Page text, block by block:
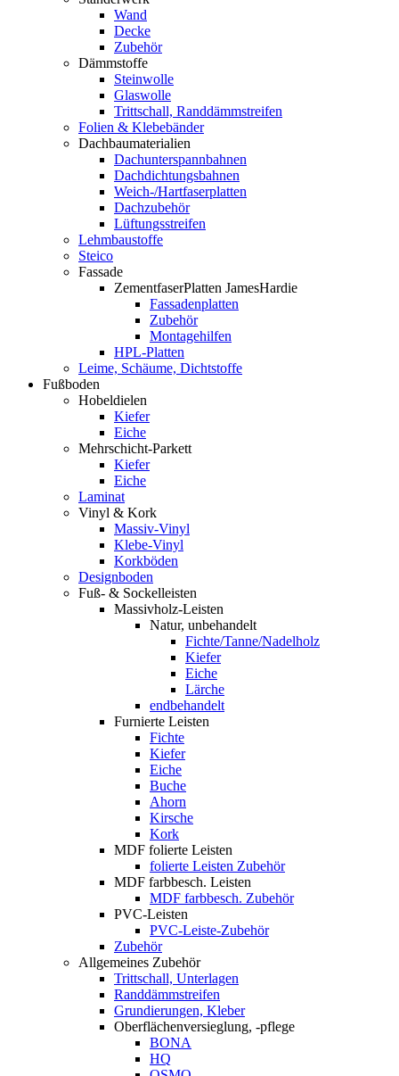
Wand
Decke
Zubehör
Dämmstoffe
Steinwolle
Glaswolle
Trittschall, Randdämmstreifen
Folien & Klebebänder
Dachbaumaterialien
Dachunterspannbahnen
Dachdichtungsbahnen
Weich-/Hartfaserplatten
Dachzubehör
Lüftungsstreifen
Lehmbaustoffe
Steico
Fassade
ZementfaserPlatten JamesHardie
Fassadenplatten
Zubehör
Montagehilfen
HPL-Platten
Leime, Schäume, Dichtstoffe
Fußboden
Hobeldielen
Kiefer
Eiche
Mehrschicht-Parkett
Kiefer
Eiche
Laminat
Vinyl & Kork
Massiv-Vinyl
Klebe-Vinyl
Korkböden
Designboden
Fuß- & Sockelleisten
Massivholz-Leisten
Natur, unbehandelt
Fichte/Tanne/Nadelholz
Kiefer
Eiche
Lärche
endbehandelt
Furnierte Leisten
Fichte
Kiefer
Eiche
Buche
Ahorn
Kirsche
Kork
MDF folierte Leisten
folierte Leisten Zubehör
MDF farbbesch. Leisten
MDF farbbesch. Zubehör
PVC-Leisten
PVC-Leiste-Zubehör
Zubehör
Allgemeines Zubehör
Trittschall, Unterlagen
Randdämmstreifen
Grundierungen, Kleber
Oberflächenversieglung, -pflege
BONA
HQ